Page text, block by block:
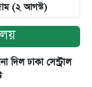
(২ আগস্ট)
দিল ঢাকা সেন্ট্রাল